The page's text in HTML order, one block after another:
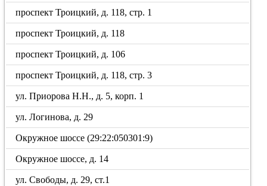
проспект Троицкий, д. 118, стр. 1
проспект Троицкий, д. 118
проспект Троицкий, д. 106
проспект Троицкий, д. 118, стр. 3
ул. Приорова Н.Н., д. 5, корп. 1
ул. Логинова, д. 29
Окружное шоссе (29:22:050301:9)
Окружное шоссе, д. 14
ул. Свободы, д. 29, ст.1